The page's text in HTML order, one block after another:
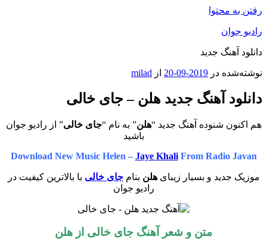
رفتن به محتوا
رادیو جوان
دانلود آهنگ جدید
نوشته‌شده در 2019-09-20 از milad
دانلود آهنگ جدید هلن – جای خالی
هم اکنون شنوده آهنگ جدید “هلن” به نام “جای خالی” از رادیو جوان
باشید
Download New Music Helen – Jaye KhaliFrom Radio Javan
موزیک جدید و بسیار زیبایهلن بنام جای خالی با بالاترین کیفیت در
رادیو جوان
متن و شعر آهنگ جای خالی از هلن